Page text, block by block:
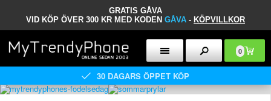
GRATIS GÅVA
VID KÖP ÖVER 300 KR MED KODEN GÅVA - KÖPVILLKOR
0
30 DAGARS ÖPPET KÖP